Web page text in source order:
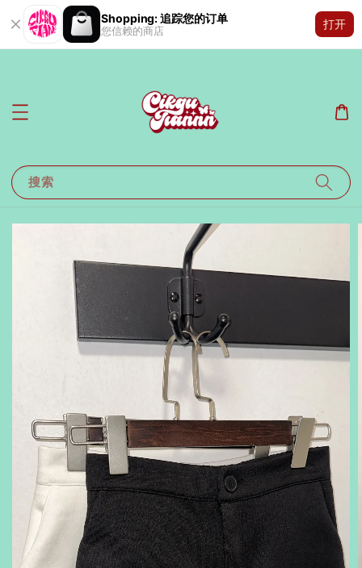
Shopping: 追踪您的订单
您信赖的商店
打开
搜索